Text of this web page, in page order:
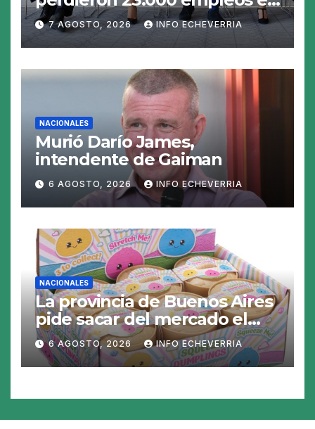
julio y el mercado recalcula
las perspectivas para las
tasas
7 AGOSTO, 2026 INFO ECHEVERRIA
NACIONALES
Murió Darío James,
intendente de Gaiman
6 AGOSTO, 2026 INFO ECHEVERRIA
NACIONALES
La provincia de Buenos Aires
pide sacar del mercado el
«Squeezy Dumpling», un
juguete «tóxico»
6 AGOSTO, 2026 INFO ECHEVERRIA